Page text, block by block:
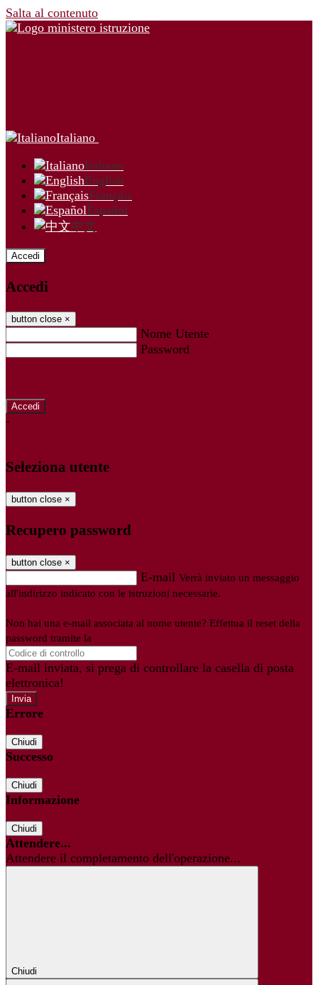
Salta al contenuto
Italiano
Italiano
English
Français
Español
中文
Accedi
Accedi
button close ×
Nome Utente
Password
-
Seleziona utente
button close ×
Recupero password
button close ×
E-mail Verrà inviato un messaggio
all'indirizzo indicato con le istruzioni necessarie.
Non hai una e-mail associata al nome utente? Effettua il reset della
password tramite la
E-mail inviata, si prega di controllare la casella di posta
elettronica!
Errore
Chiudi
Successo
Chiudi
Informazione
Chiudi
Attendere...
Attendere il completamento dell'operazione...
Chiudi